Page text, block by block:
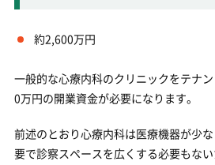
約2,600万円
一般的な心療内科のクリニックをテナ
0万円の開業資金が必要になります。
前述のとおり心療内科は医療機器が少
要で診察スペースを広くする必要もな